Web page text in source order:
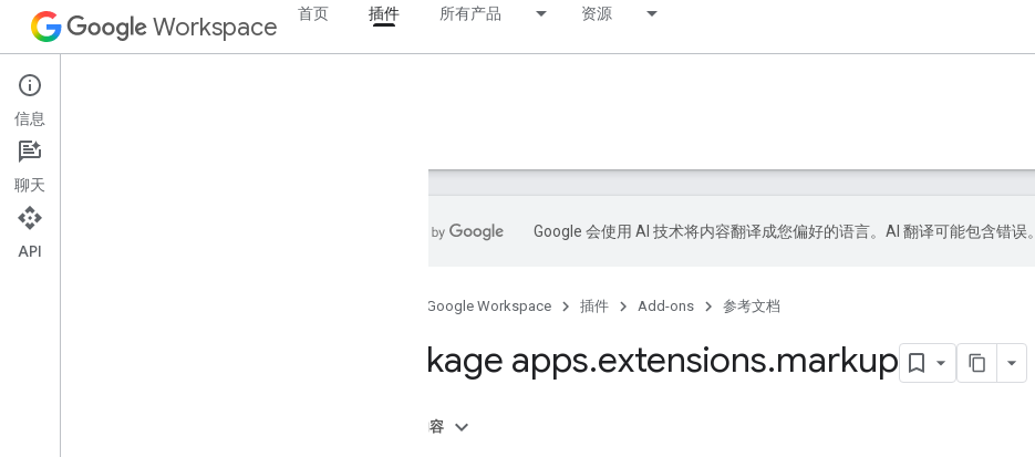
Workspace 首页 插件 所有产品 资源
Add-ons
概览
Google 会使用 AI 技术将内容翻译成您偏好的语言。AI 翻译可能包含错误。
Google Workspace 插件 Add-ons 参考文档
Package apps.extensions.markup
本页内容
信息
聊天
API